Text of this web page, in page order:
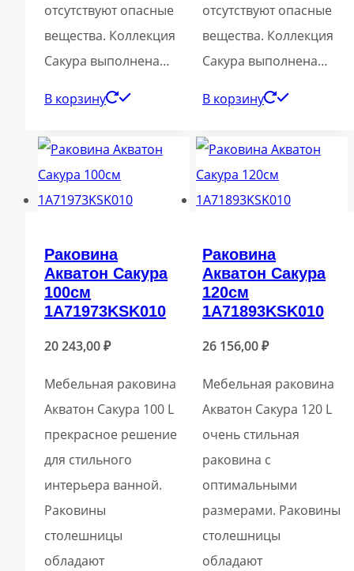
отсутствуют опасные
вещества. Коллекция
Сакура выполнена…
В корзину
отсутствуют опасные
вещества. Коллекция
Сакура выполнена…
В корзину
Раковина
Акватон Сакура
100см
1A71973KSK010
20 243,00₽
Мебельная раковина
Акватон Сакура 100 L
прекрасное решение
для стильного
интерьера ванной.
Раковины
столешницы
обладают
Раковина
Акватон Сакура
120см
1A71893KSK010
26 156,00₽
Мебельная раковина
Акватон Сакура 120 L
очень стильная
раковина с
оптимальными
размерами. Раковины
столешницы
обладают